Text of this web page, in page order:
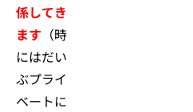
係してき
ます （時
にはだい
ぶプライ
ベートに